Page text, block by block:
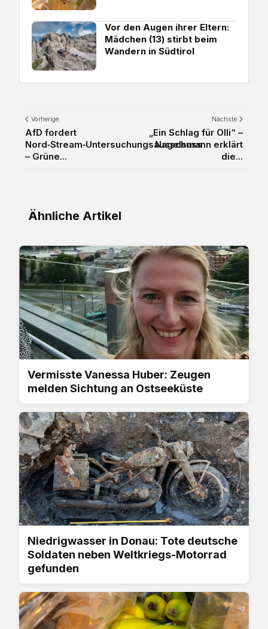
Vor den Augen ihrer Eltern:
Mädchen (13) stirbt beim
Wandern in Südtirol
Vorherige
AfD fordert
Nord‑Stream‑Untersuchungsausschuss
– Grüne...
Nächste
„Ein Schlag für Olli“ –
Nagelsmann erklärt
die...
Ähnliche Artikel
Vermisste Vanessa Huber: Zeugen
melden Sichtung an Ostseeküste
Niedrigwasser in Donau: Tote deutsche
Soldaten neben Weltkriegs-Motorrad
gefunden